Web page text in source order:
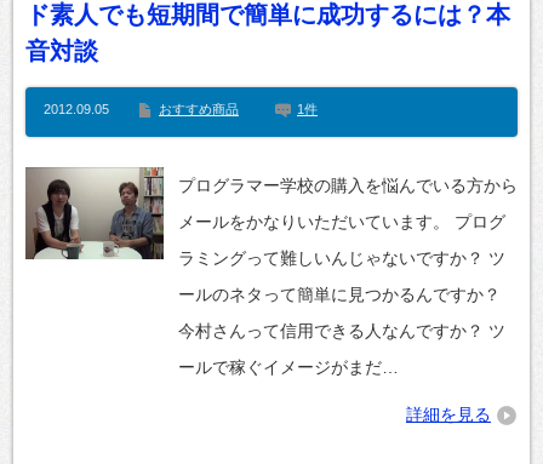
ド素人でも短期間で簡単に成功するには？本
音対談
2012.09.05 おすすめ商品 1件
プログラマー学校の購入を悩んでいる方から
メールをかなりいただいています。 プログ
ラミングって難しいんじゃないですか？ ツ
ールのネタって簡単に見つかるんですか？
今村さんって信用できる人なんですか？ ツ
ールで稼ぐイメージがまだ…
詳細を見る